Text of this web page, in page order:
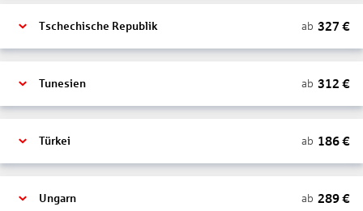
Tschechische Republik ab 327 €
Tunesien ab 312 €
Türkei ab 186€
Ungarn ab 289€